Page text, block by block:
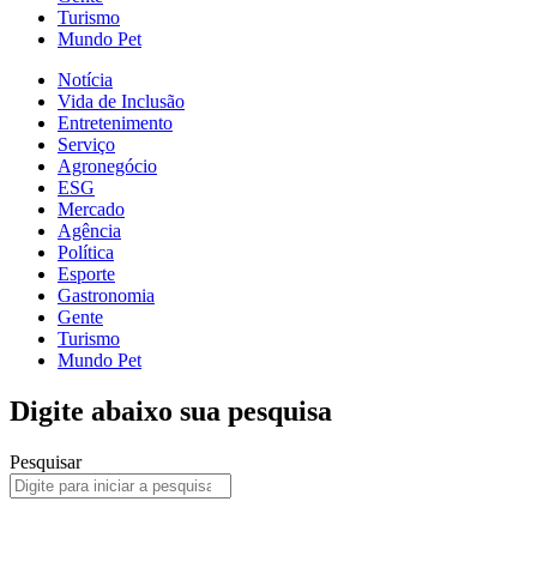
Turismo
Mundo Pet
Notícia
Vida de Inclusão
Entretenimento
Serviço
Agronegócio
ESG
Mercado
Agência
Política
Esporte
Gastronomia
Gente
Turismo
Mundo Pet
Digite abaixo sua pesquisa
Pesquisar